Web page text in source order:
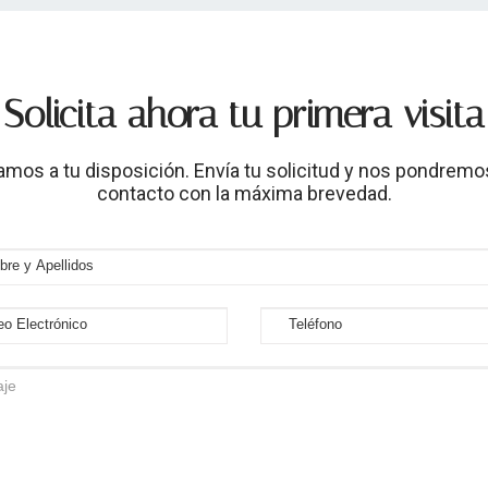
Solicita ahora tu primera visita
a tu disposición. Envía tu solicitud y nos
contacto con la máxima brevedad.